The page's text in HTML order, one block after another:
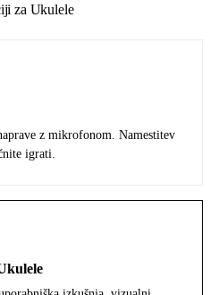
za Ukulele
z mikrofonom. Namestitev
igrati.